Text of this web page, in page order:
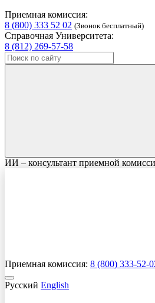
Приемная комиссия:
8 (800) 333 52 02 (Звонок бесплатный)
Справочная Университета:
8 (812) 269-57-58
ИИ – консультант приемной
Приемная комиссия: 8 (800) 333-52-
Русский English